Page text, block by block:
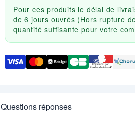
Pour ces produits le délai de
de 6 jours ouvrés (Hors rupture
quantité suffisante pour votre
Questions réponses